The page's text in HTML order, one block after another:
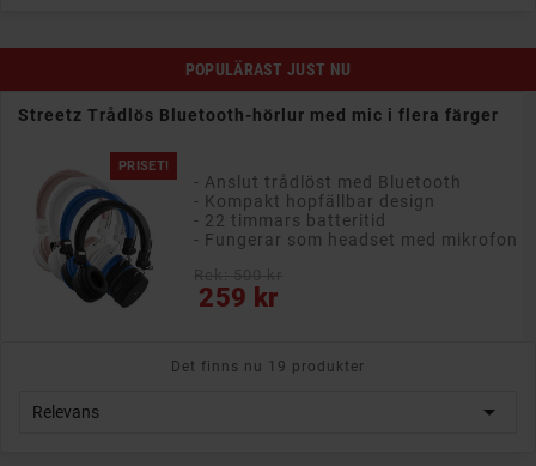
POPULÄRAST JUST NU
Streetz hörlurar med mikrofon i flera färger
PRISET!
kåpor
- Vikbar design
- Headsetfunktion som fungerar med
iPhone
Rek: 250 kr
199 kr
Pris
Det finns nu 19 produkter
Relevans 